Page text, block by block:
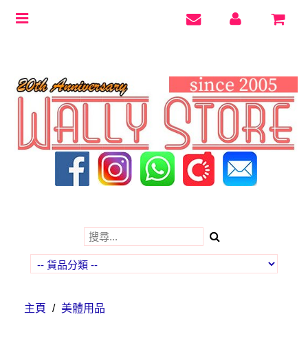
Toggle
主頁 / 美體用品